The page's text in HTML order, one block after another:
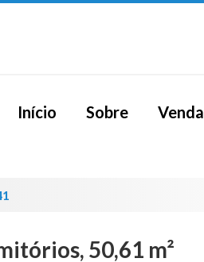
Início Sobre Venda
Barracão (1)
50,61 m²